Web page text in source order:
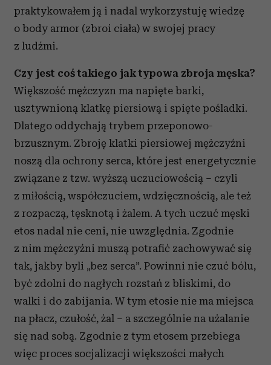
praktykowałem ją i nadal wykorzystuję wiedzę
o body armor (zbroi ciała) w swojej pracy
z ludźmi.
Czy jest coś takiego jak typowa zbroja męska?
Większość mężczyzn ma napięte barki,
usztywnioną klatkę piersiową i spięte pośladki.
Dlatego oddychają trybem przeponowo-
brzusznym. Zbroję klatki piersiowej mężczyźni
noszą dla ochrony serca, które jest energetycznie
związane z tzw. wyższą uczuciowością – czyli
z miłością, współczuciem, wdzięcznością, ale też
z rozpaczą, tęsknotą i żalem. A tych uczuć męski
etos nadal nie ceni, nie uwzględnia. Zgodnie
z nim mężczyźni muszą potrafić zachowywać się
tak, jakby byli „bez serca”. Powinni nie czuć bólu,
być zdolni do nagłych rozstań z bliskimi, do
walki i do zabijania. W tym etosie nie ma miejsca
na płacz, czułość, żal – a szczególnie na użalanie
się nad sobą. Zgodnie z tym etosem przebiega
więc proces socjalizacji większości małych